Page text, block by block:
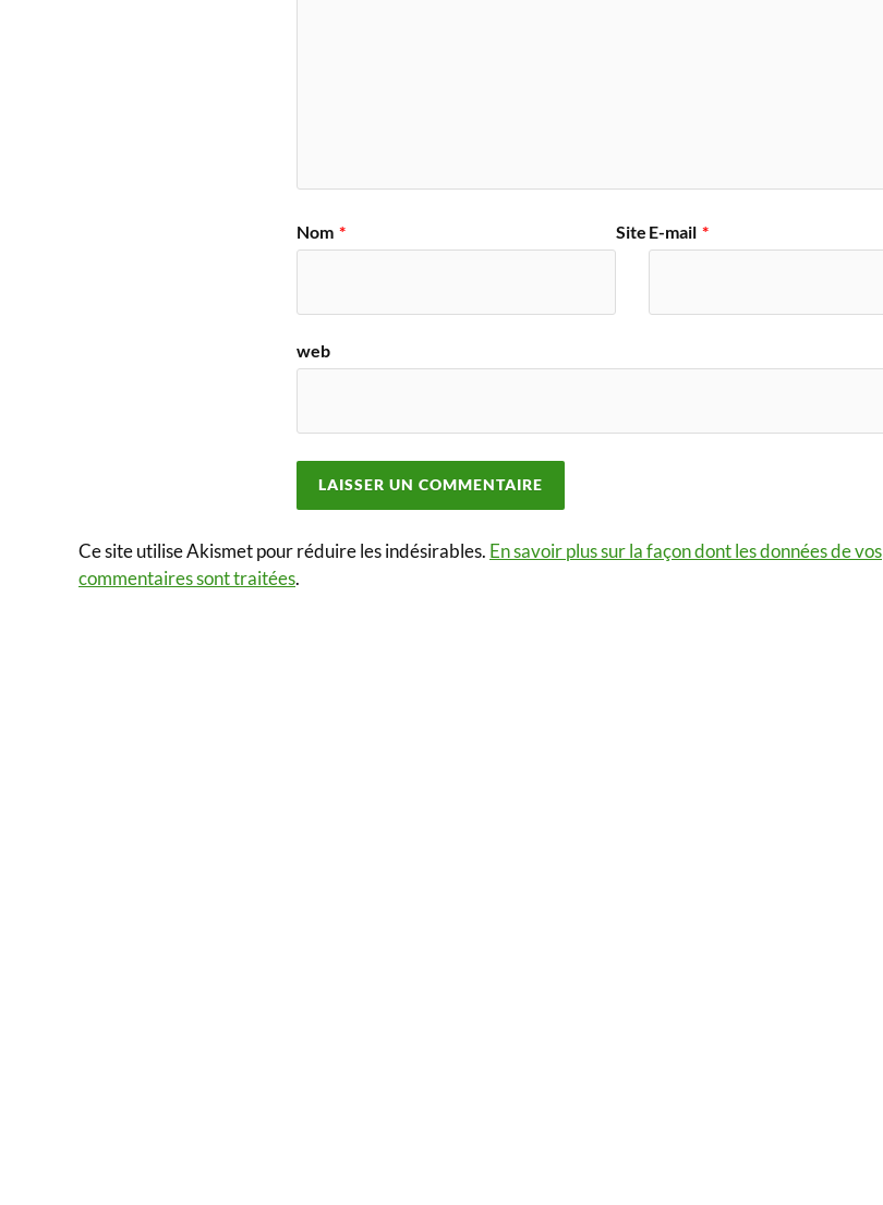
Nom * E-mail *
Site
web
Ce site utilise Akismet pour réduire les indésirables. En savoir plus sur la façon dont les données de vos
commentaires sont traitées.